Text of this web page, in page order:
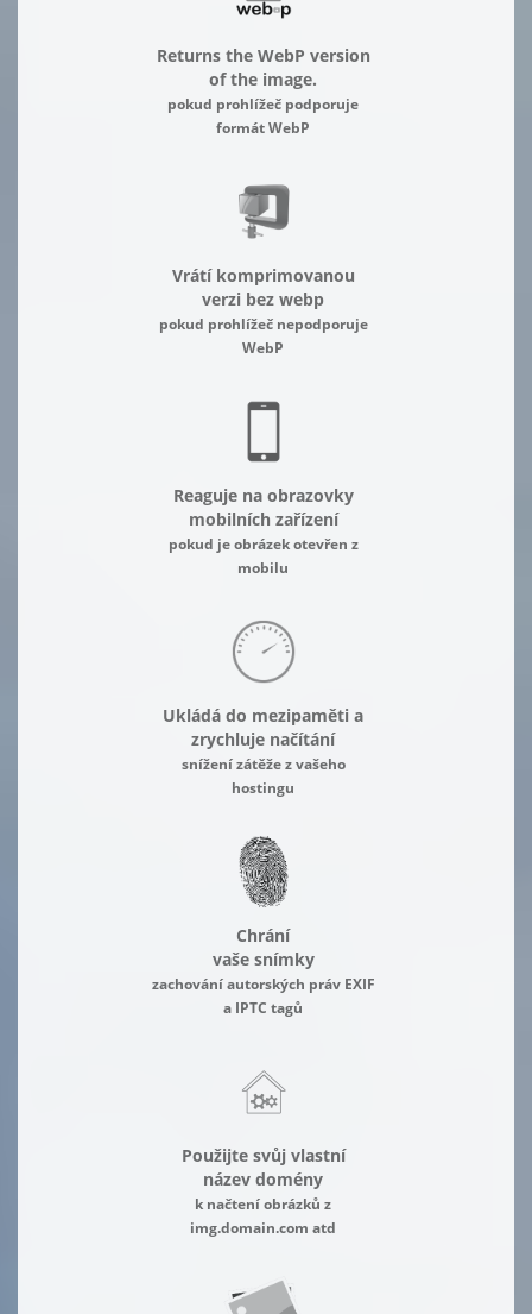
Returns the WebP version
of the image.
pokud prohlížeč podporuje
formát WebP
Vrátí komprimovanou
verzi bez webp
pokud prohlížeč nepodporuje
WebP
Reaguje na obrazovky
mobilních zařízení
pokud je obrázek otevřen z
mobilu
Ukládá do mezipaměti a
zrychluje načítání
snížení zátěže z vašeho
hostingu
Chrání
vaše snímky
zachování autorských práv EXIF
a IPTC tagů
Použijte svůj vlastní
název domény
k načtení obrázků z
img.domain.com atd